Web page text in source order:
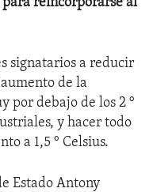
signatarios a reducir
de la
por debajo de los 2 °
y hacer todo
a 1,5 ° Celsius.
Estado Antony